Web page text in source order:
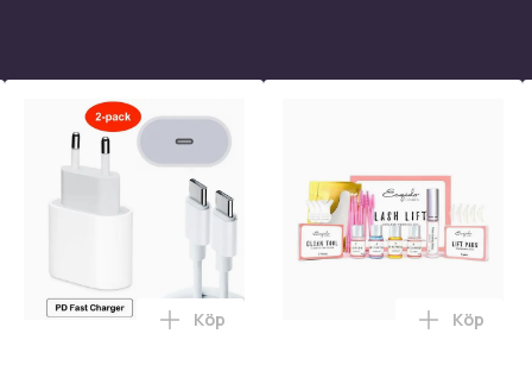
Adapter + Kabel 25W lightning - USB-C 2m i varukorgen
17 / 16 / 15 Snabbladdare med 2M USB-C till USB-C
Lägg till 2-pack Samsung
Köp Lägg till
Köp